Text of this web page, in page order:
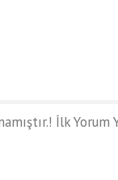
İlk Yorum